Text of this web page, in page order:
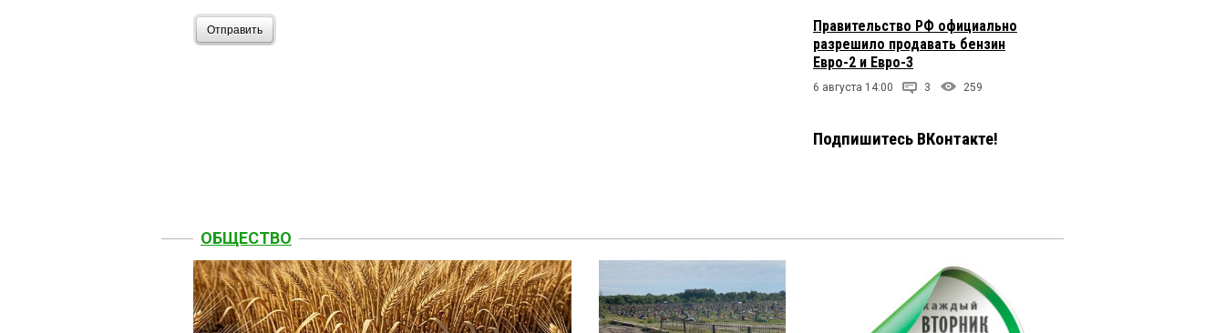
Отправить
Правительство РФ официально
разрешило продавать бензин
Евро-2 и Евро-3
6 августа 14:00 3 259
Подпишитесь ВКонтакте!
ОБЩЕСТВО